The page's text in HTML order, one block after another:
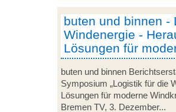
buten und binnen -
Windenergie -
Lösungen für
buten und binnen
Symposium „Logistik für die
Lösungen für moderne
Bremen TV, 3. Dezember...